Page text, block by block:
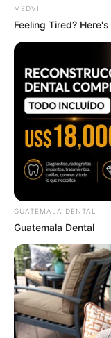
Remember
Era—See The
BRAINBERRIES
MEDVI
Feeling Tired?
GUATEMALA DENTAL
Guatemala Dental